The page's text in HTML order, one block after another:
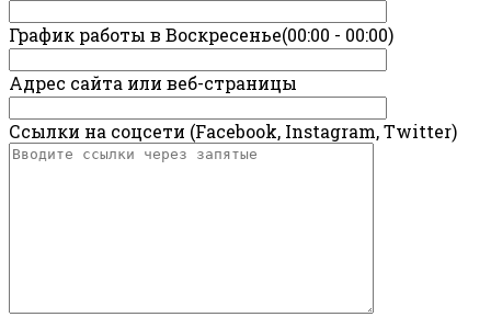
График работы в Воскресенье(00:00 - 00:00)
Адрес сайта или веб-страницы
Ссылки на соцсети (Facebook, Instagram, Twitter)